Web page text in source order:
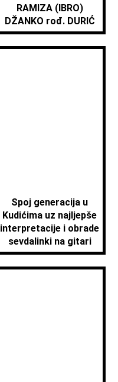
RAMIZA (IBRO)
DŽANKO rođ. DURIĆ
Spoj generacija u
Kudićima uz najljepše
interpretacije i obrade
sevdalinki na gitari